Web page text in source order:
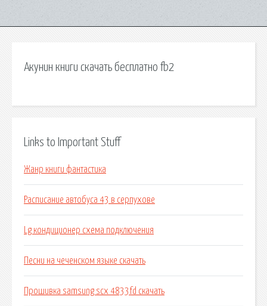
Акунин книги скачать бесплатно fb2
Links to Important Stuff
Жанр книги фантастика
Расписание автобуса 43 в серпухове
Lg кондиционер схема подключения
Песни на чеченском языке скачать
Прошивка samsung scx 4833fd скачать